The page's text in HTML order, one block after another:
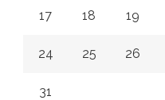
17 18 19
24 25 26
31